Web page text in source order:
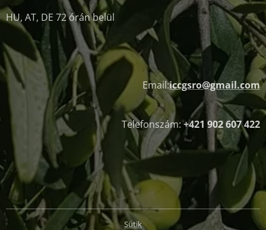
HU, AT, DE 72 órán belül
Email:iccgsro@gmail.com
Telefonszám:+421 902 607 422
Sütik